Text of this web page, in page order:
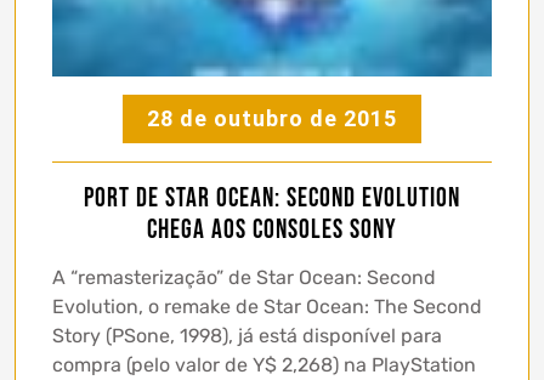
28 de outubro de 2015
Port de Star Ocean: Second Evolution
chega aos consoles Sony
A “remasterização” de Star Ocean: Second
Evolution, o remake de Star Ocean: The Second
Story (PSone, 1998), já está disponível para
compra (pelo valor de Y$ 2,268) na PlayStation